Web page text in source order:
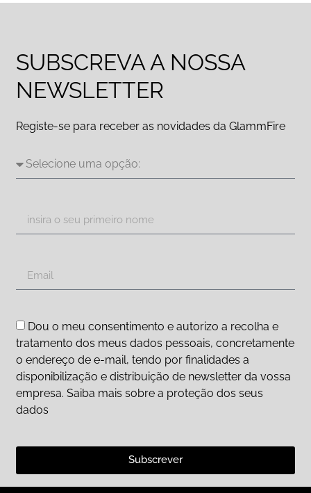
SUBSCREVA A NOSSA
NEWSLETTER
Registe-se para receber as novidades da GlammFire
Dou o meu consentimento e autorizo a recolha e
tratamento dos meus dados pessoais, concretamente
o endereço de e-mail, tendo por finalidades a
disponibilização e distribuição de newsletter da vossa
empresa. Saiba mais sobre a proteção dos seus
dados
Subscrever